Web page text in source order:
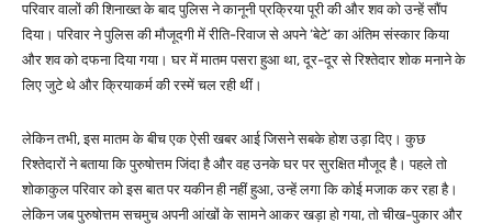
परिवार वालों की शिनाख्त के बाद पुलिस ने कानूनी प्रक्रिया पूरी की और शव को उन्हें सौंप
दिया। परिवार ने पुलिस की मौजूदगी में रीति-रिवाज से अपने ‘बेटे’ का अंतिम संस्कार किया
और शव को दफना दिया गया। घर में मातम पसरा हुआ था, दूर-दूर से रिश्तेदार शोक मनाने के
लिए जुटे थे और क्रियाकर्म की रस्में चल रही थीं।
लेकिन तभी, इस मातम के बीच एक ऐसी खबर आई जिसने सबके होश उड़ा दिए। कुछ
रिश्तेदारों ने बताया कि पुरुषोत्तम जिंदा है और वह उनके घर पर सुरक्षित मौजूद है। पहले तो
शोकाकुल परिवार को इस बात पर यकीन ही नहीं हुआ, उन्हें लगा कि कोई मजाक कर रहा है।
लेकिन जब पुरुषोत्तम सचमुच अपनी आंखों के सामने आकर खड़ा हो गया, तो चीख-पुकार और